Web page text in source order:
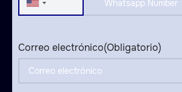
United
Correo electrónico(Obligatorio)